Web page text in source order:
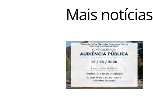
Mais notícias